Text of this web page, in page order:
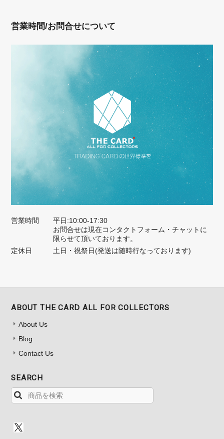
営業時間/お問合せについて
営業時間
平日:10:00-17:30
お問合せは現在コンタクトフォーム・チャットに
限らせて頂いております。
定休日
土日・祝祭日(発送は随時行なっております)
ABOUT THE CARD ALL FOR COLLECTORS
About Us
Blog
Contact Us
SEARCH